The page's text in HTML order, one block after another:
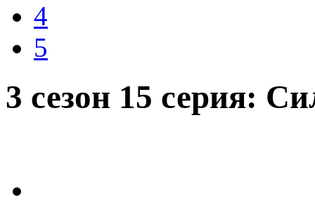
4
5
3 сезон 15 серия: